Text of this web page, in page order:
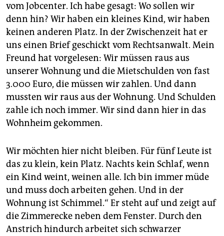
vom Jobcenter. Ich habe gesagt: Wo sollen wir
denn hin? Wir haben ein kleines Kind, wir haben
keinen anderen Platz. In der Zwischenzeit hat er
uns einen Brief geschickt vom Rechtsanwalt. Mein
Freund hat vorgelesen: Wir müssen raus aus
unserer Wohnung und die Mietschulden von fast
3.000 Euro, die müssen wir zahlen. Und dann
mussten wir raus aus der Wohnung. Und Schulden
zahle ich noch immer. Wir sind dann hier in das
Wohnheim gekommen.
Wir möchten hier nicht bleiben. Für fünf Leute ist
das zu klein, kein Platz. Nachts kein Schlaf, wenn
ein Kind weint, weinen alle. Ich bin immer müde
und muss doch arbeiten gehen. Und in der
Wohnung ist Schimmel.“ Er steht auf und zeigt auf
die Zimmer­ecke neben dem Fenster. Durch den
Anstrich hindurch arbeitet sich schwarzer